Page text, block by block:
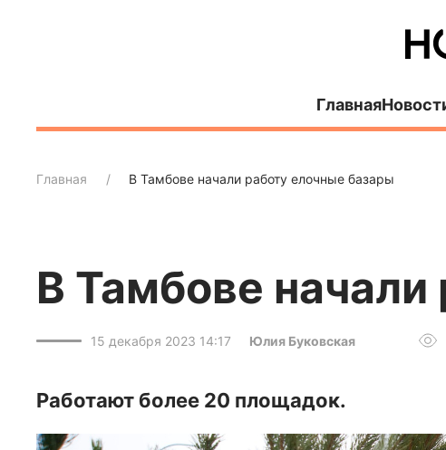
Главная
Главная В Тамбове начали работу елочные базары
В Тамбове
15 декабря 2023 14:17 Юлия Буковская
Работают более 20 площадок.